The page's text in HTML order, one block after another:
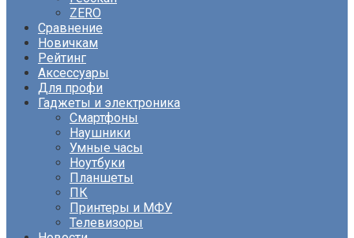
ZERO
Сравнение
Новичкам
Рейтинг
Аксессуары
Для профи
Гаджеты и электроника
Смартфоны
Наушники
Умные часы
Ноутбуки
Планшеты
ПК
Принтеры и МФУ
Телевизоры